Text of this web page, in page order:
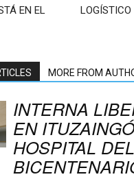
EN EL
MORE FROM
INTERNA
EN
HOSPITAL DEL